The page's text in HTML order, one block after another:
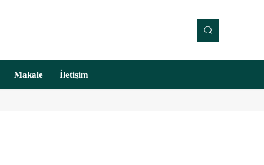
Makale İletişim